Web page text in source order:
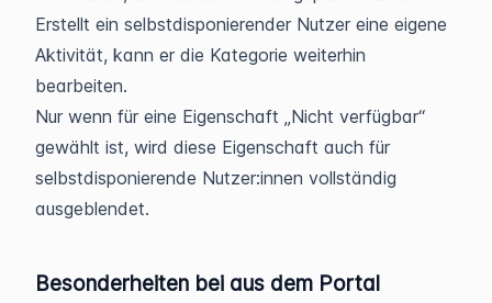
Erstellt ein selbstdisponierender Nutzer eine eigene
Aktivität, kann er die Kategorie weiterhin
bearbeiten.
Nur wenn für eine Eigenschaft „Nicht verfügbar“
gewählt ist, wird diese Eigenschaft auch für
selbstdisponierende Nutzer:innen vollständig
ausgeblendet.
Besonderheiten bei aus dem Portal